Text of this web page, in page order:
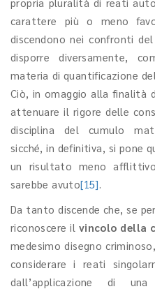
carattere più o meno
discendono nei confronti
disporre diversamente,
materia di quantificazione
Ciò, in omaggio alla finalità
attenuare il rigore delle
disciplina del cumulo
sicché, in definitiva, si pone
un risultato meno
sarebbe avuto[15].
Da tanto discende che, se
riconoscere il vincolo della
medesimo disegno
considerare i reati
dall’applicazione di